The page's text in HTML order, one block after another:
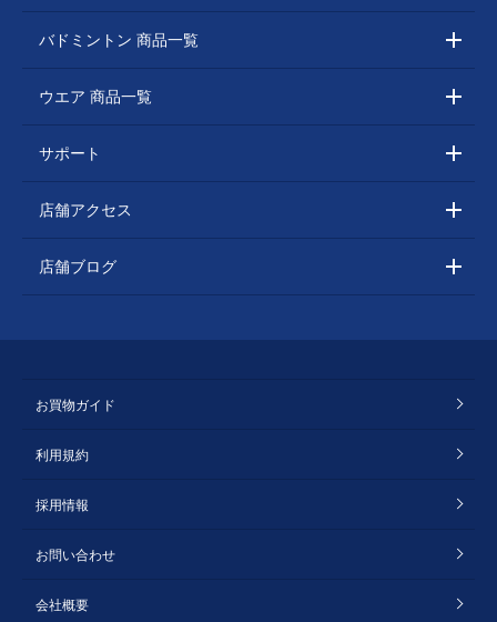
バドミントン 商品一覧
ウエア 商品一覧
サポート
店舗アクセス
店舗ブログ
お買物ガイド
利用規約
採用情報
お問い合わせ
会社概要